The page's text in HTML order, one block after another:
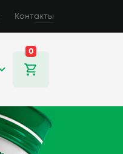
Контакты
0